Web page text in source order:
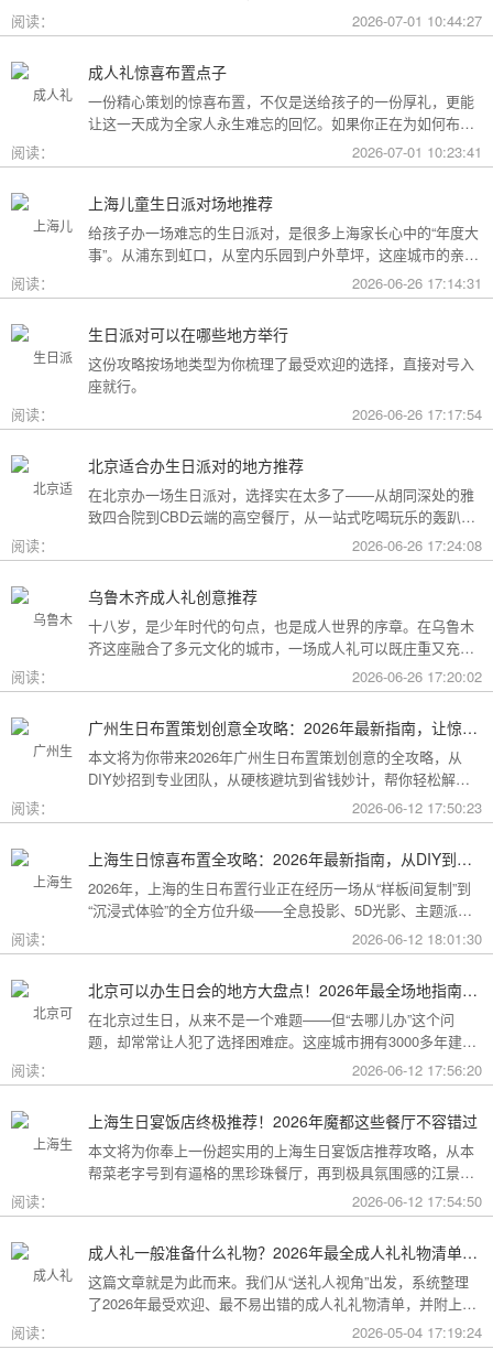
用构成参考，你可以看看哪种更贴合自己的情况。
阅读： 2026-07-01 10:44:27
成人礼惊喜布置点子
一份精心策划的惊喜布置，不仅是送给孩子的一份厚礼，更能
让这一天成为全家人永生难忘的回忆。如果你正在为如何布置
而头疼，不妨收下这份成人礼惊喜布置全攻略，从主题风格到
细节创意，帮你打造一场仪式感爆棚的成年盛典。
阅读： 2026-07-01 10:23:41
上海儿童生日派对场地推荐
给孩子办一场难忘的生日派对，是很多上海家长心中的“年度大
事”。从浦东到虹口，从室内乐园到户外草坪，这座城市的亲子
友好型场地选择越来越丰富。不过场地多了，选择也成了难
题。这份攻略按类型为你盘点了上海热门的儿童生日派对场
阅读： 2026-06-26 17:14:31
生日派对可以在哪些地方举行
这份攻略按场地类型为你梳理了最受欢迎的选择，直接对号入
座就行。
阅读：
2026-06-26 17:17:54
北京适合办生日派对的地方推荐
在北京办一场生日派对，选择实在太多了——从胡同深处的雅
致四合院到CBD云端的高空餐厅，从一站式吃喝玩乐的轰趴别
墅到充满野趣的京郊草坪。为了让你快速找到最心仪的那一
个，我把不同类型的场地分好了类，直接对号入座就行。
阅读： 2026-06-26 17:24:08
乌鲁木齐成人礼创意推荐
十八岁，是少年时代的句点，也是成人世界的序章。在乌鲁木
齐这座融合了多元文化的城市，一场成人礼可以既庄重又充满
创意。这份攻略为你梳理了从传统仪式到现代派对的多种可
能，希望能帮你找到最独特的那一种。
阅读： 2026-06-26 17:20:02
广州生日布置策划创意全攻略：2026年最新指南，让惊喜成为最难忘的记忆
本文将为你带来2026年广州生日布置策划创意的全攻略，从
DIY妙招到专业团队，从硬核避坑到省钱妙计，帮你轻松解锁
阅读： 2026-06-12 17:50:23
上海生日惊喜布置全攻略：2026年最新指南，从DIY到专业策划一站搞定
2026年，上海的生日布置行业正在经历一场从“样板间复制”到
“沉浸式体验”的全方位升级——全息投影、5D光影、主题派对
套餐层出不穷。本文将为你带来上海生日惊喜布置的2026年最
新全攻略，从低成本DIY到高端定制，从惊喜创意到趋势解
阅读： 2026-06-12 18:01:30
北京可以办生日会的地方大盘点！2026年最全场地指南，总有一款适合你
在北京过生日，从来不是一个难题——但“去哪儿办”这个问
题，却常常让人犯了选择困难症。这座城市拥有3000多年建城
史，既有恢弘大气的皇家园林、典雅别致的胡同四合院，也有
摩登时尚的CBD高空餐厅、融合传统与现代的潮人打卡地。无
友圈的派对，还是带小朋友度过一个充满童趣的生日，这篇
2026年北京生日会场地全指南都能帮你找到答案！
阅读： 2026-06-12 17:56:20
上海生日宴饭店终极推荐！2026年魔都这些餐厅不容错过
本文将为你奉上一份超实用的上海生日宴饭店推荐攻略，从本
帮菜老字号到有逼格的黑珍珠餐厅，再到极具氛围感的江景私
房餐厅，全方位承包你的生日派对需求，相信一定能解决你的
挑选难题！
阅读： 2026-06-12 17:54:50
成人礼一般准备什么礼物？2026年最全成人礼礼物清单：父母、长辈、朋友一篇搞定
这篇文章就是为此而来。我们从“送礼人视角”出发，系统整理
了2026年最受欢迎、最不易出错的成人礼礼物清单，并附上挑
选逻辑和避坑指南，帮你用一份恰到好处的心意，为孩子（或
朋友）的18岁写下最温暖的注脚。
阅读： 2026-05-04 17:19:24